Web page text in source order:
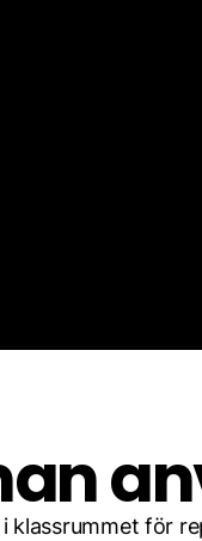
i klassrummet för